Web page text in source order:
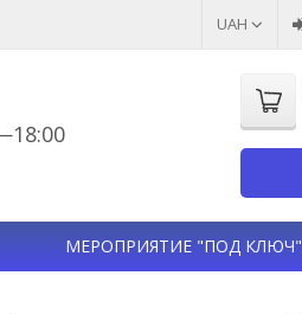
UAH
МЕРОПРИЯТИЕ "ПОД КЛЮЧ"